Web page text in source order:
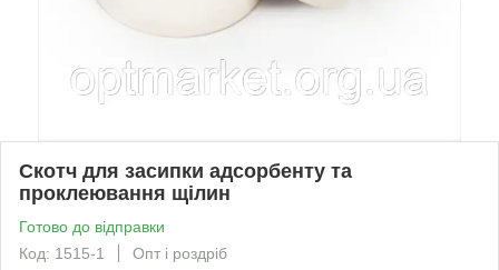
Скотч для засипки адсорбенту та
проклеювання щілин
Готово до відправки
Код: 1515-1
Опт і роздріб